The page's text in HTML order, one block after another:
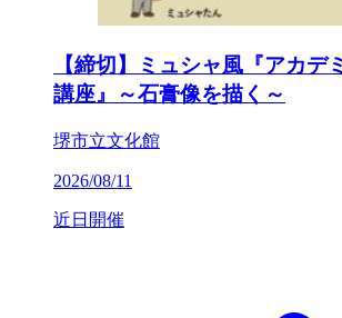
【締切】ミュシャ風『アカデ
講座』～石膏像を描く～
堺市立文化館
2026/08/11
近日開催